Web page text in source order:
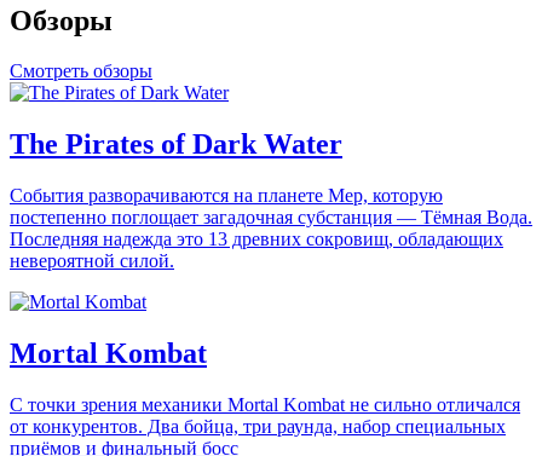
Обзоры
Смотреть обзоры
The Pirates of Dark Water
События разворачиваются на планете Мер, которую
постепенно поглощает загадочная субстанция — Тёмная Вода.
Последняя надежда это 13 древних сокровищ, обладающих
невероятной силой.
Mortal Kombat
С точки зрения механики Mortal Kombat не сильно отличался
от конкурентов. Два бойца, три раунда, набор специальных
приёмов и финальный босс